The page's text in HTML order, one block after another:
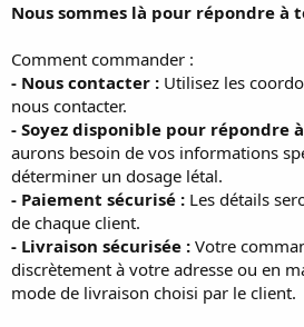
Nous sommes là pour répondre à
Comment commander :
- Nous contacter : Utilisez les
nous contacter.
- Soyez disponible pour répondre
aurons besoin de vos informations
déterminer un dosage létal.
- Paiement sécurisé : Les détails
de chaque client.
- Livraison sécurisée : Votre
discrètement à votre adresse ou en
mode de livraison choisi par le client.